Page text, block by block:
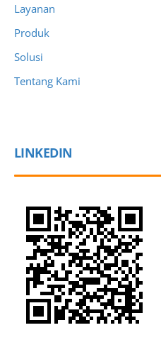
Layanan
Produk
Solusi
Tentang Kami
LINKEDIN